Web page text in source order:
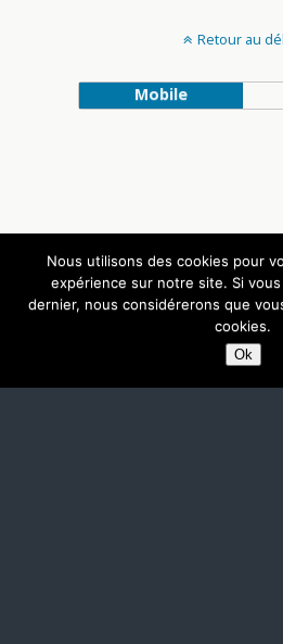
Retour au
Mobile
Nous utilisons des cookies pour
expérience sur notre site. Si
dernier, nous considérerons que
cookies.
Ok